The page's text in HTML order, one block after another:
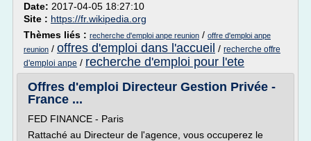
Date: 2017-04-05 18:27:10
Site : https://fr.wikipedia.org
Thèmes liés : recherche d'emploi anpe reunion / offre d'emploi anpe
reunion / offres d'emploi dans l'accueil / recherche offre
d'emploi anpe / recherche d'emploi pour l'ete
Offres d'emploi Directeur Gestion Privée -
France ...
FED FINANCE - Paris
Rattaché au Directeur de l'agence, vous occuperez le